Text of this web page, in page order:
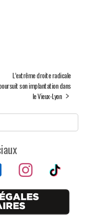
L’extrême droite radicale
son implantation dans
le Vieux-Lyon